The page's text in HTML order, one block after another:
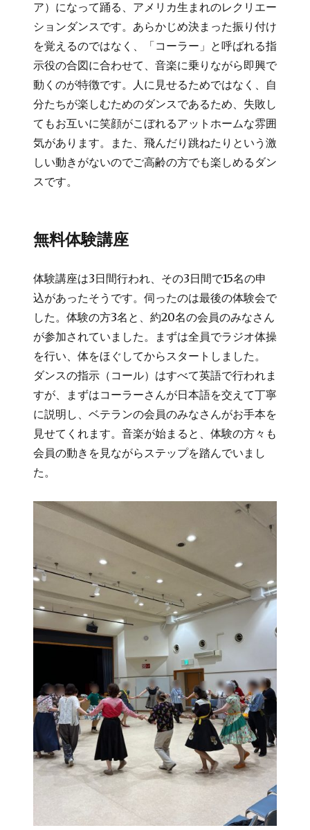
ア）になって踊る、アメリカ生まれのレクリエー
ションダンスです。あらかじめ決まった振り付け
を覚えるのではなく、「コーラー」と呼ばれる指
示役の合図に合わせて、音楽に乗りながら即興で
動くのが特徴です。人に見せるためではなく、自
分たちが楽しむためのダンスであるため、失敗し
てもお互いに笑顔がこぼれるアットホームな雰囲
気があります。また、飛んだり跳ねたりという激
しい動きがないのでご高齢の方でも楽しめるダン
スです。
無料体験講座
体験講座は3日間行われ、その3日間で15名の申
込があったそうです。伺ったのは最後の体験会で
した。体験の方3名と、約20名の会員のみなさん
が参加されていました。まずは全員でラジオ体操
を行い、体をほぐしてからスタートしました。
ダンスの指示（コール）はすべて英語で行われま
すが、まずはコーラーさんが日本語を交えて丁寧
に説明し、ベテランの会員のみなさんがお手本を
見せてくれます。音楽が始まると、体験の方々も
会員の動きを見ながらステップを踏んでいまし
た。